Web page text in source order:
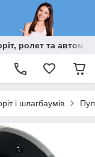
ролет та
і шлагбаумів